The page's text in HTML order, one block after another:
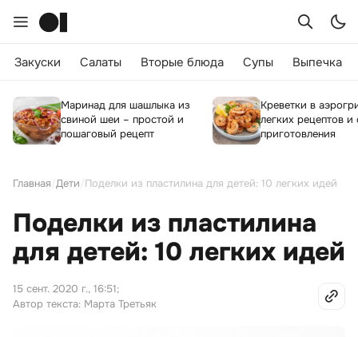
Закуски Салаты Вторые блюда Супы Выпечка
Маринад для шашлыка из
свиной шеи – простой и
пошаговый рецепт
Креветки в
легких рецептов и
приготовления
Главная Дети Поделки из пластилина для детей: 10 легких идей
Поделки из пластилина
для детей: 10 легких идей
15 сент. 2020 г., 16:51;
Автор текста: Марта Третьяк